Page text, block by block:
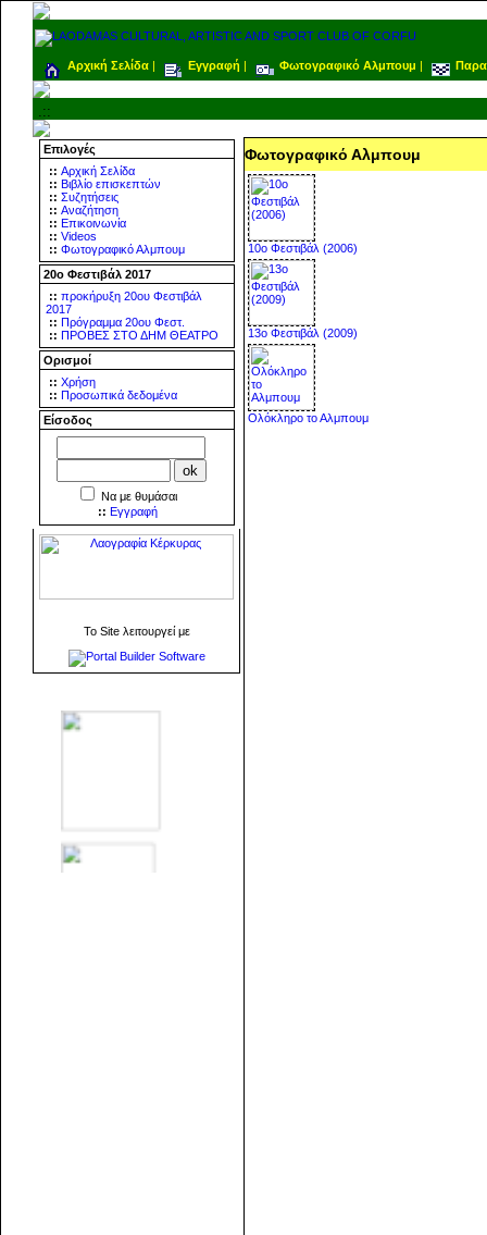
Αρχική Σελίδα | Εγγραφή | Φωτογραφικό Αλμπουμ |
.::
Επιλογές
:: Αρχική Σελίδα
:: Βιβλίο επισκεπτών
:: Συζητήσεις
:: Αναζήτηση
:: Επικοινωνία
:: Videos
:: Φωτογραφικό Αλμπουμ
20ο Φεστιβάλ 2017
:: προκήρυξη 20ου Φεστιβάλ
2017
:: Πρόγραμμα 20ου Φεστ.
:: ΠΡΟΒΕΣ ΣΤΟ ΔΗΜ ΘΕΑΤΡΟ
Ορισμοί
:: Χρήση
:: Προσωπικά δεδομένα
Είσοδος
Να με θυμάσαι
:: Εγγραφή
To Site λειτουργεί με
Φωτογραφικό Αλμπουμ
10o Φεστιβάλ (2006)
13o Φεστιβάλ (2009)
Ολόκληρο το Αλμπουμ